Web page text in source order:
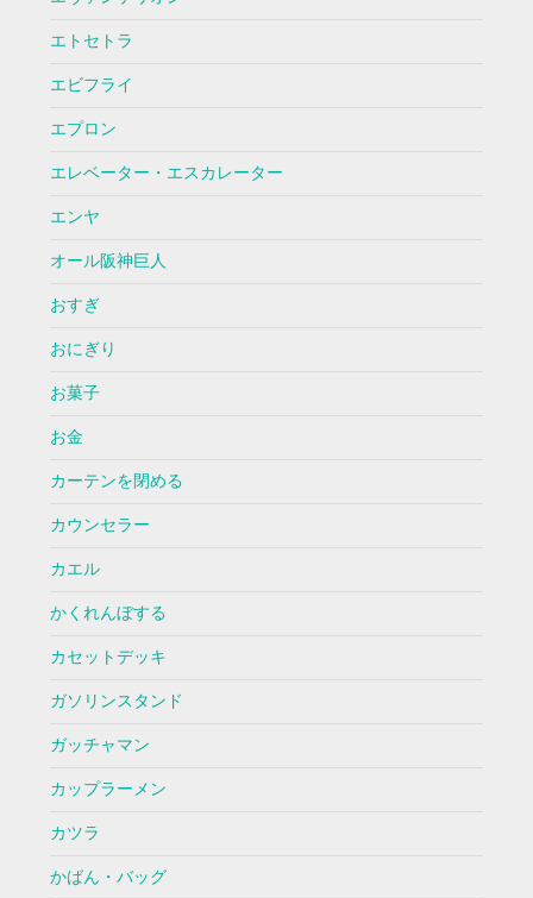
エトセトラ
エビフライ
エプロン
エレベーター・エスカレーター
エンヤ
オール阪神巨人
おすぎ
おにぎり
お菓子
お金
カーテンを閉める
カウンセラー
カエル
かくれんぼする
カセットデッキ
ガソリンスタンド
ガッチャマン
カップラーメン
カツラ
かばん・バッグ